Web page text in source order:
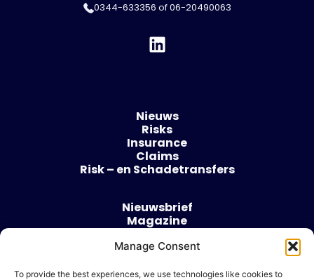
Manage Consent
To provide the best experiences, we use technologies like cookies to
0344-633356 of06-20490063
Nieuws
Risks
Insurance
Claims
Risk – en Schadetransfers
Nieuwsbrief
Magazine
Over